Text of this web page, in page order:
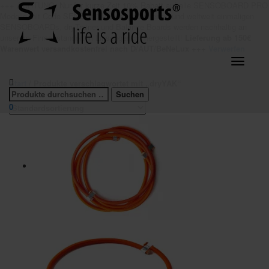
+++ ACHTUNG: Nur für kurze Zeit 10% Rabatt auf alle SENSOBOARD PRO
Modelle mit Code SENSO10 Unsere patentierten und weltweit einmaligen
SENSOBOARDs, dryTrainer und Balance Boards werden nachhaltig an
unserem Firmenstandort in Linsengericht hergestellt!
0
Start